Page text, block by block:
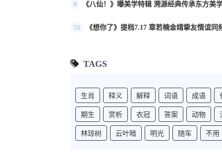
9 《八仙！》曝美学特辑 溯源经典传承东方美
10 《想你了》提档7.17 章若楠金靖挚友情谊同
TAGS
生肖 释义 解释 词语 成语
期生
赏析 衣冠 答案 动物
林琼树
云叶暗 明光 随车 不用